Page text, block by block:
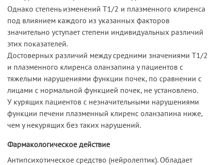
Однако степень изменений T1/2 и плазменного клиренса
под влиянием каждого из указанных факторов
значительно уступает степени индивидуальных различий
этих показателей.
Достоверных различий между средними значениями T1/2
и плазменного клиренса оланзапина у пациентов с
тяжелыми нарушениями функции почек, по сравнении с
лицами с нормальной функцией почек, не установлено.
У курящих пациентов с незначительными нарушениями
функции печени плазменный клиренс оланзапина ниже,
чем у некурящих без таких нарушений.
Фармакологическое действие
Антипсихотическое средство (нейролептик). Обладает